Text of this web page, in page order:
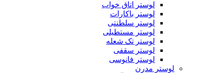
لوستر اتاق خواب
لوستر باکارات
لوستر سلطنتی
لوستر مستطیلی
لوستر تک شعله
لوستر سقفی
لوستر فانوسی
لوستر مدرن